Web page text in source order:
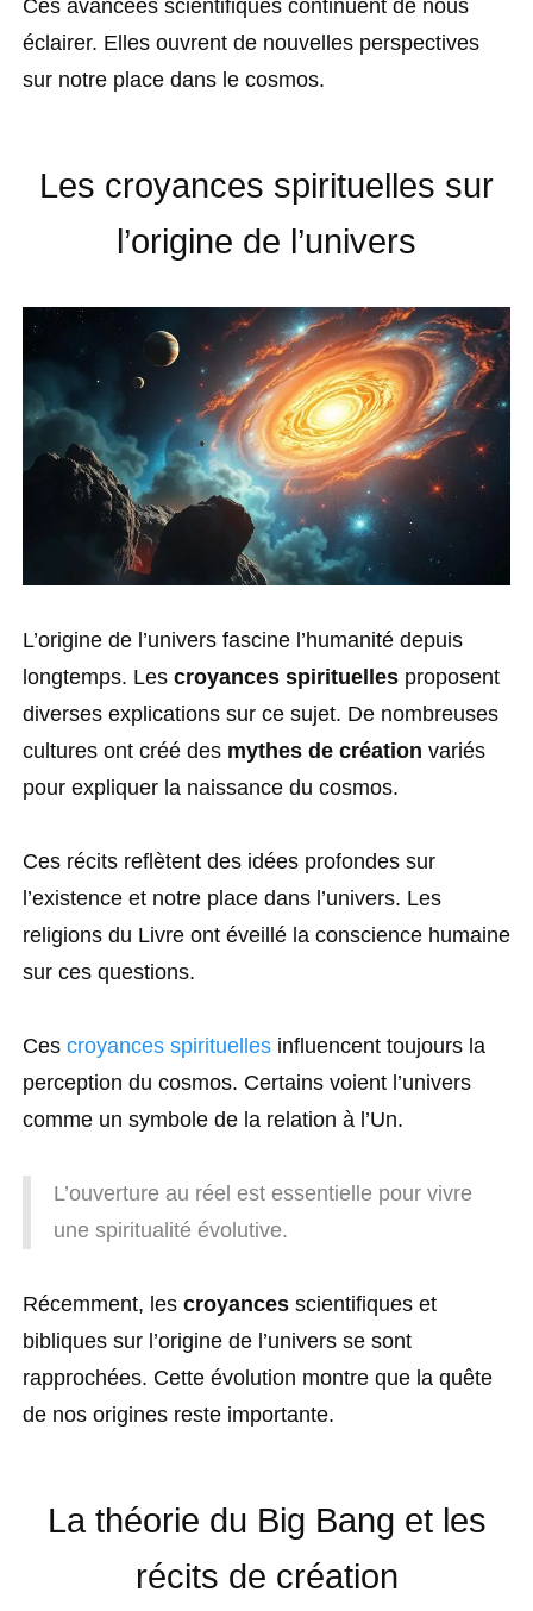
Ces avancées scientifiques continuent de nous
éclairer. Elles ouvrent de nouvelles perspectives
sur notre place dans le cosmos.
Les croyances spirituelles sur
l’origine de l’univers
L’origine de l’univers fascine l’humanité depuis
longtemps. Les croyances spirituelles proposent
diverses explications sur ce sujet. De nombreuses
cultures ont créé des mythes de création variés
pour expliquer la naissance du cosmos.
Ces récits reflètent des idées profondes sur
l’existence et notre place dans l’univers. Les
religions du Livre ont éveillé la conscience humaine
sur ces questions.
Ces croyances spirituelles influencent toujours la
perception du cosmos. Certains voient l’univers
comme un symbole de la relation à l’Un.
L’ouverture au réel est essentielle pour vivre
une spiritualité évolutive.
Récemment, les croyances scientifiques et
bibliques sur l’origine de l’univers se sont
rapprochées. Cette évolution montre que la quête
de nos origines reste importante.
La théorie du Big Bang et les
récits de création